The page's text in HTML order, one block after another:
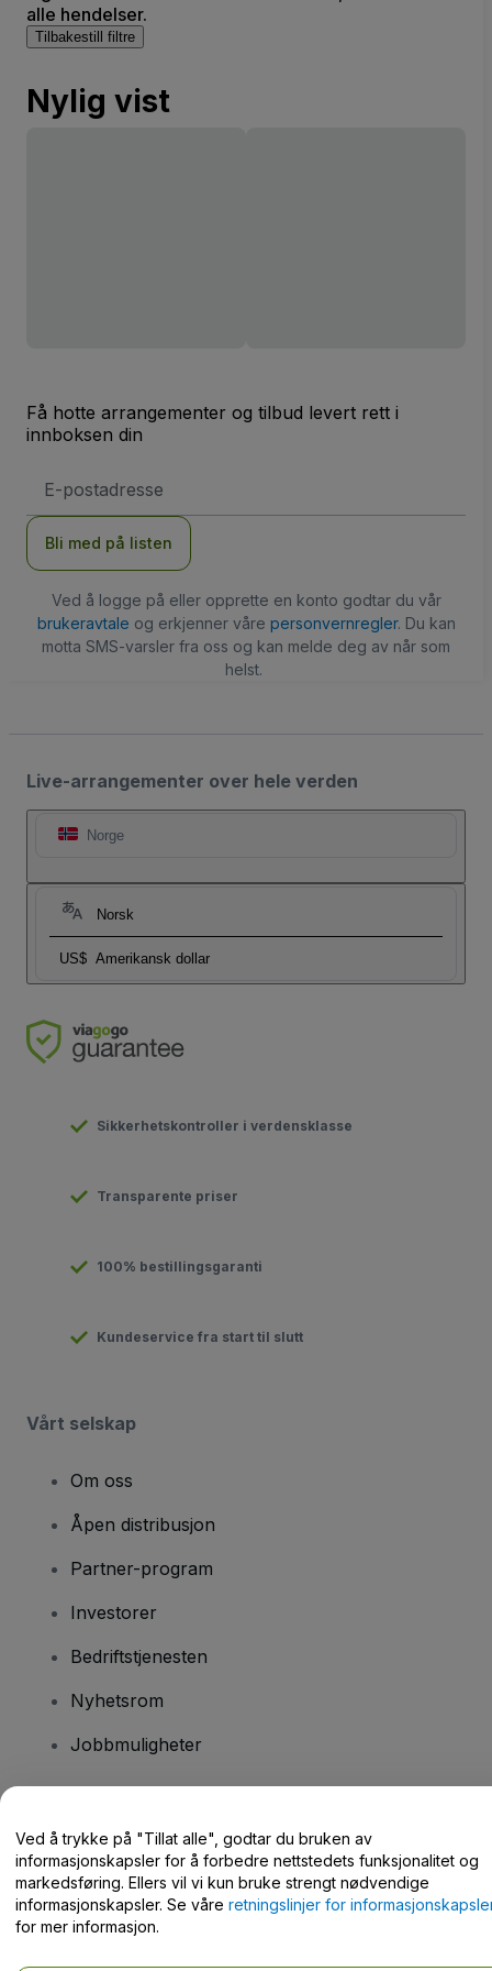
alle hendelser.
Tilbakestill filtre
Nylig vist
Få hotte arrangementer og tilbud levert rett i
innboksen din
postadresse
Bli med på listen
Ved å logge på eller opprette en konto godtar du vår
brukeravtale og erkjenner våre personvernregler. Du kan
motta SMS-varsler fra oss og kan melde deg av når som
helst.
Live-arrangementer over hele verden
Norge
Norsk
US$ Amerikansk dollar
Sikkerhetskontroller i verdensklasse
Transparente priser
100% bestillingsgaranti
Kundeservice fra start til slutt
Vårt selskap
Om oss
Åpen distribusjon
Partner-program
Investorer
Bedriftstjenesten
Nyhetsrom
Jobbmuligheter
Hjelpesenter / kontakt oss
Ved å trykke på "Tillat alle", godtar du bruken av
informasjonskapsler for å forbedre nettstedets funksjonalitet og
markedsføring. Ellers vil vi kun bruke strengt nødvendige
informasjonskapsler. Se våre retningslinjer for
for mer informasjon.